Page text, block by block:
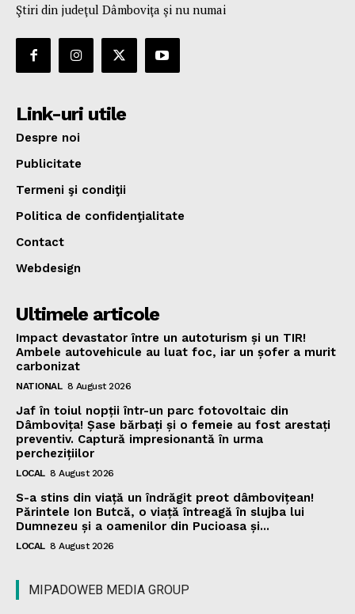
Ştiri din judeţul Dâmboviţa şi nu numai
Link-uri utile
Despre noi
Publicitate
Termeni şi condiţii
Politica de confidenţialitate
Contact
Webdesign
Ultimele articole
Impact devastator între un autoturism și un TIR!
Ambele autovehicule au luat foc, iar un șofer a murit
carbonizat
NATIONAL 8 August 2026
Jaf în toiul nopții într-un parc fotovoltaic din
Dâmbovița! Șase bărbați și o femeie au fost arestați
preventiv. Captură impresionantă în urma
perchezițiilor
LOCAL 8 August 2026
S-a stins din viață un îndrăgit preot dâmbovițean!
Părintele Ion Butcă, o viață întreagă în slujba lui
Dumnezeu și a oamenilor din Pucioasa și...
LOCAL 8 August 2026
MIPADOWEB MEDIA GROUP